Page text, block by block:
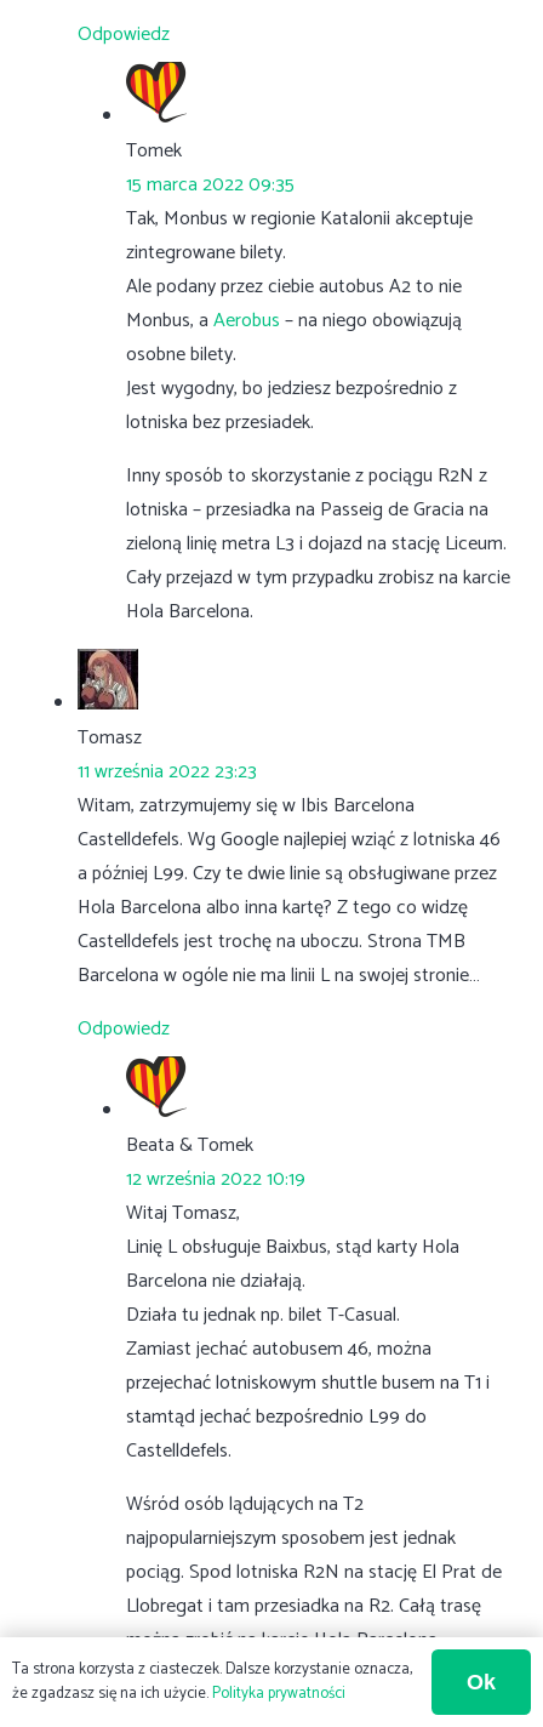
Odpowiedz
Tomek
15 marca 2022 09:35
Tak, Monbus w regionie Katalonii akceptuje
zintegrowane bilety.
Ale podany przez ciebie autobus A2 to nie
Monbus, aAerobus– na niego obowiązują
osobne bilety.
Jest wygodny, bo jedziesz bezpośrednio z
lotniska bez przesiadek.
Inny sposób to skorzystanie z pociągu R2N z
lotniska – przesiadka na Passeig de Gracia na
zieloną linię metra L3 i dojazd na stację Liceum.
Cały przejazd w tym przypadku zrobisz na karcie
Hola Barcelona.
Tomasz
11 września 2022 23:23
Witam, zatrzymujemy się w Ibis Barcelona
Castelldefels. Wg Google najlepiej wziąć z lotniska 46
a później L99. Czy te dwie linie są obsługiwane przez
Hola Barcelona albo inna kartę? Z tego co widzę
Castelldefels jest trochę na uboczu. Strona TMB
Barcelona w ogóle nie ma linii L na swojej stronie…
Odpowiedz
Beata & Tomek
12 września 2022 10:19
Witaj Tomasz,
Linię L obsługuje Baixbus, stąd karty Hola
Barcelona nie działają.
Działa tu jednak np. bilet T-Casual.
Zamiast jechać autobusem 46, można
przejechać lotniskowym shuttle busem na T1 i
stamtąd jechać bezpośrednio L99 do
Castelldefels.
Wśród osób lądujących na T2
najpopularniejszym sposobem jest jednak
pociąg. Spod lotniska R2N na stację El Prat de
Llobregat i tam przesiadka na R2. Całą trasę
można zrobić na karcie Hola Barcelona.
Ta strona korzysta z ciasteczek. Dalsze korzystanie oznacza,
że zgadzasz się na ich użycie.Polityka prywatności Ok